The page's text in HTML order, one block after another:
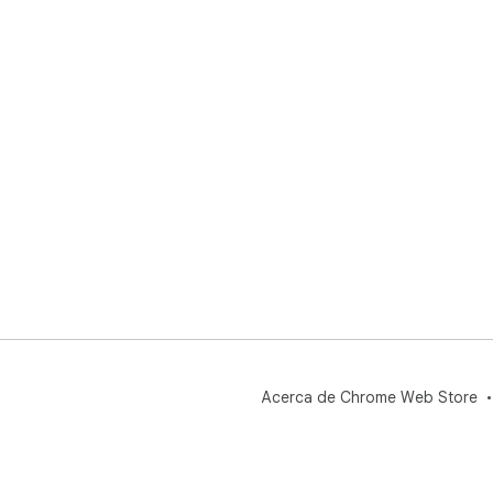
Acerca de Chrome Web Store